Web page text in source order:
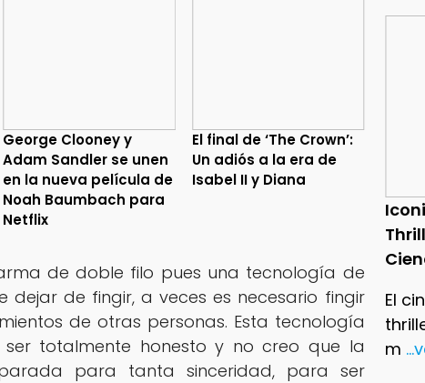
El
m
George Clooney y
Adam Sandler se unen
en la nueva película de
Noah Baumbach para
Netflix
El final de ‘The Crown’:
Un adiós a la era de
Isabel II y Diana
de doble filo pues una tecnología de
de fingir, a veces es necesario fingir
de otras personas. Esta tecnología
ser totalmente honesto y no creo que la
para tanta sinceridad, para ser